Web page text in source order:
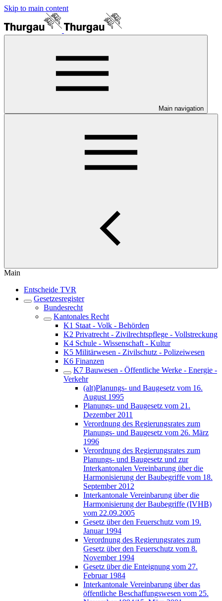
Skip to main content
Main navigation
Main
Entscheide TVR
Gesetzesregister
Bundesrecht
Kantonales Recht
K1 Staat - Volk - Behörden
K2 Privatrecht - Zivilrechtspflege - Vollstreckung
K4 Schule - Wissenschaft - Kultur
K5 Militärwesen - Zivilschutz - Polizeiwesen
K6 Finanzen
K7 Bauwesen - Öffentliche Werke - Energie -
Verkehr
(alt)Planungs- und Baugesetz vom 16.
August 1995
Planungs- und Baugesetz vom 21.
Dezember 2011
Verordnung des Regierungsrates zum
Planungs- und Baugesetz vom 26. März
1996
Verordnung des Regierungsrates zum
Planungs- und Baugesetz und zur
Interkantonalen Vereinbarung über die
Harmonisierung der Baubegriffe vom 18.
September 2012
Interkantonale Vereinbarung über die
Harmonisierung der Baubegriffe (IVHB)
vom 22.09.2005
Gesetz über den Feuerschutz vom 19.
Januar 1994
Verordnung des Regierungsrates zum
Gesetz über den Feuerschutz vom 8.
November 1994
Gesetz über die Enteignung vom 27.
Februar 1984
Interkantonale Vereinbarung über das
öffentliche Beschaffungswesen vom 25.